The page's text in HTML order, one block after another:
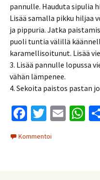
pannulle. Hauduta sipulia
Lisää samalla pikku hiljaa
ja pippuria. Jatka
puoli tuntia välillä
karamellisoitunut. Lisää
3. Lisää pannulle lopussa
vähän lämpenee.
4. Sekoita paistos pastan
Fa
b
T
wi
tt
E
W
Kommentoi